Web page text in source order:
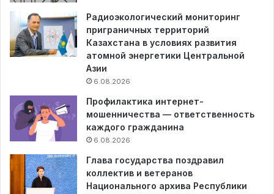
Радиоэкологический мониторинг
приграничных территорий
Казахстана в условиях развития
атомной энергетики Центральной
Азии
6.08.2026
Профилактика интернет-
мошенничества — ответственность
каждого гражданина
6.08.2026
Глава государства поздравил
коллектив и ветеранов
Национального архива Республики